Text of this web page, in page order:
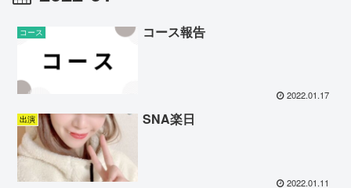
コース コース報告
2022.01.17
出演 SNA楽日
2022.01.11